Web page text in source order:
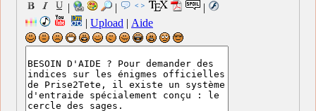
| |
|
| Upload | Aide